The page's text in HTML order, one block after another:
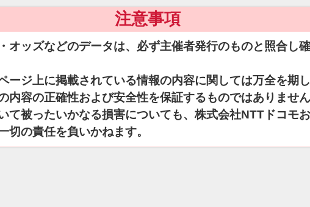
注意事項
オッズなどのデータは、必ず主催者発行のものと照合し
ージ上に掲載されている情報の内容に関しては万全を期
内容の正確性および安全性を保証するものではありませ
て被ったいかなる損害についても、株式会社NTTドコモ
切の責任を負いかねます。